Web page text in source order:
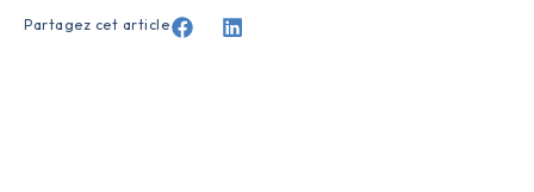
Partagez cet article